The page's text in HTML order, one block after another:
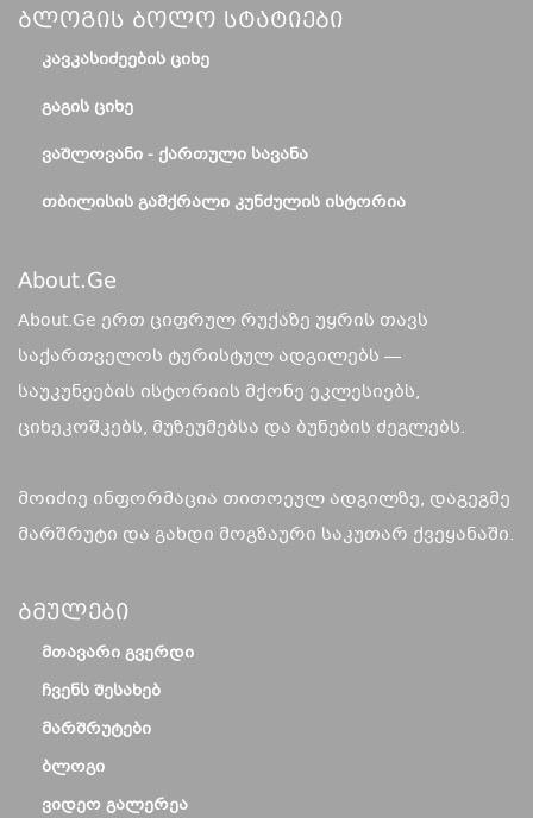
Ბლოგის Ბოლო Სტატიები
ᲙᲐᲕᲙᲐᲡᲘᲫᲔᲔᲑᲘᲡ ᲪᲘᲮᲔ
ᲒᲐᲒᲘᲡ ᲪᲘᲮᲔ
ᲕᲐᲨᲚᲝᲕᲐᲜᲘ - ᲥᲐᲠᲗᲣᲚᲘ ᲡᲐᲕᲐᲜᲐ
ᲗᲑᲘᲚᲘᲡᲘᲡ ᲒᲐᲛᲥᲠᲐᲚᲘ ᲙᲣᲜᲫᲣᲚᲘᲡ ᲘᲡᲢᲝᲠᲘᲐ
About.ge
About.Ge ერთ ციფრულ რუქაზე უყრის თავს
საქართველოს ტურისტულ ადგილებს —
საუკუნეების ისტორიის მქონე ეკლესიებს,
ციხეკოშკებს, მუზეუმებსა და ბუნების ძეგლებს.
მოიძიე ინფორმაცია თითოეულ ადგილზე, დაგეგმე
მარშრუტი და გახდი მოგზაური საკუთარ ქვეყანაში.
Ბმულები
ᲛᲗᲐᲕᲐᲠᲘ ᲒᲕᲔᲠᲓᲘ
ᲩᲕᲔᲜᲡ ᲨᲔᲡᲐᲮᲔᲑ
ᲛᲐᲠᲨᲠᲣᲢᲔᲑᲘ
ᲑᲚᲝᲒᲘ
ᲕᲘᲓᲔᲝ ᲒᲐᲚᲔᲠᲔᲐ